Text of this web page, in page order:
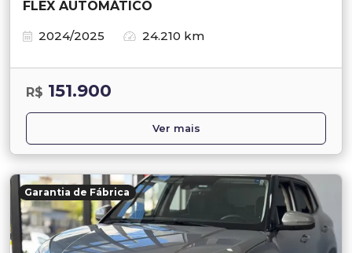
FLEX AUTOMÁTICO
2024/2025
24.210 km
R$ 151.900
Ver mais
Garantia de Fábrica